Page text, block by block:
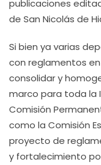
publicaciones
de San Nicolás de
Si bien ya varias
con reglamentos
consolidar y
marco para toda la
Comisión
como la Comisión
proyecto de
y fortalecimiento